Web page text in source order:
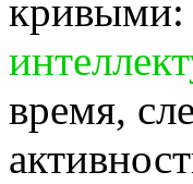
кривыми:
время,